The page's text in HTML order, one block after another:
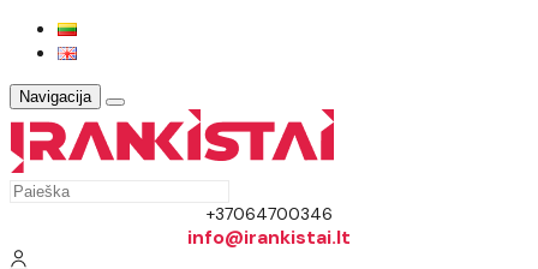
Navigacija
+37064700346
info@irankistai.lt